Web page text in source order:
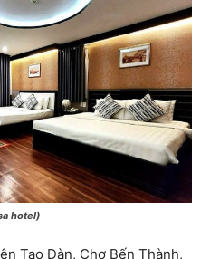
hotel)
Tao Đàn, Chợ Bến Thành,